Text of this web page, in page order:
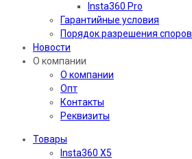
Insta360 Pro
Гарантийные условия
Порядок разрешения споров
Новости
О компании
О компании
Опт
Контакты
Реквизиты
Товары
Insta360 X5